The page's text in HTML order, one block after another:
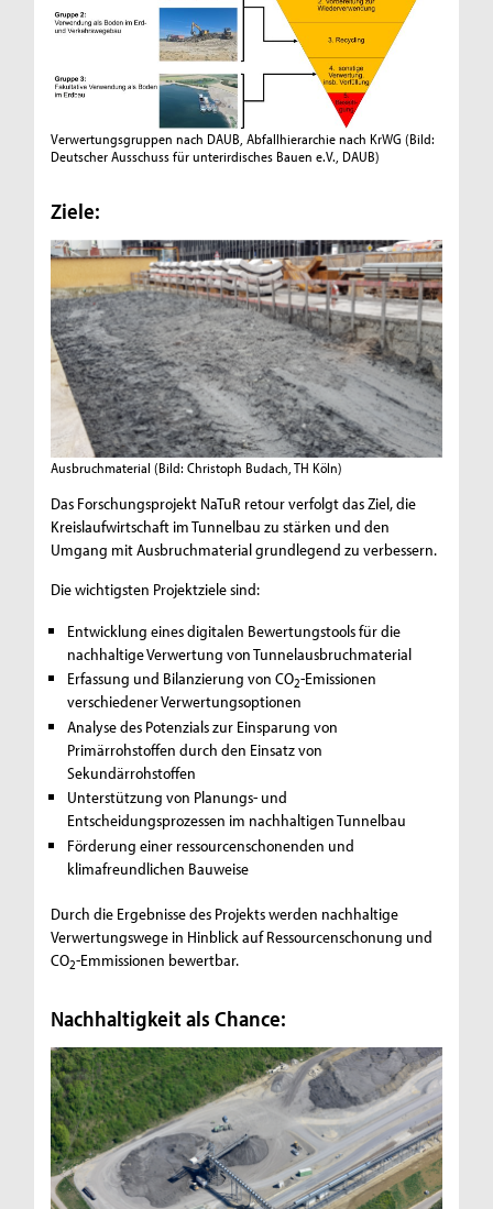
Verwertungsgruppen nach DAUB, Abfallhierarchie nach KrWG (Bild:
Deutscher Ausschuss für unterirdisches Bauen e.V., DAUB)
Ziele:
Ausbruchmaterial(Bild: Christoph Budach, TH Köln)
Das Forschungsprojekt NaTuR retour verfolgt das Ziel, die
Kreislaufwirtschaft im Tunnelbau zu stärken und den
Umgang mit Ausbruchmaterial grundlegend zu verbessern.
Die wichtigsten Projektziele sind:
Entwicklung eines digitalen Bewertungstools für die
nachhaltige Verwertung von Tunnelausbruchmaterial
Erfassung und Bilanzierung von CO2-Emissionen
verschiedener Verwertungsoptionen
Analyse des Potenzials zur Einsparung von
Primärrohstoffen durch den Einsatz von
Sekundärrohstoffen
Unterstützung von Planungs- und
Entscheidungsprozessen im nachhaltigen Tunnelbau
Förderung einer ressourcenschonenden und
klimafreundlichen Bauweise
Durch die Ergebnisse des Projekts werden nachhaltige
Verwertungswege in Hinblick auf Ressourcenschonung und
CO2-Emmissionen bewertbar.
Nachhaltigkeit als Chance: